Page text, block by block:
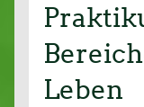
Leben